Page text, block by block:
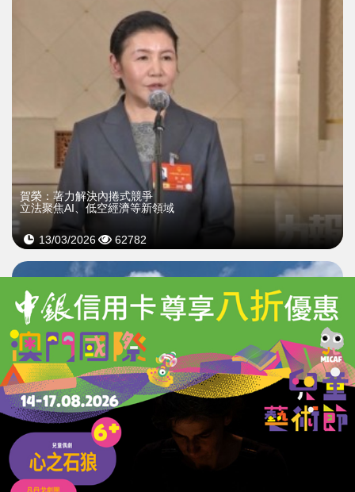
賀榮：著力解決內捲式競爭
立法聚焦AI、低空經濟等新領域
13/03/2026 62782
行政長官岑浩輝赴京列席全國人大會議開幕會